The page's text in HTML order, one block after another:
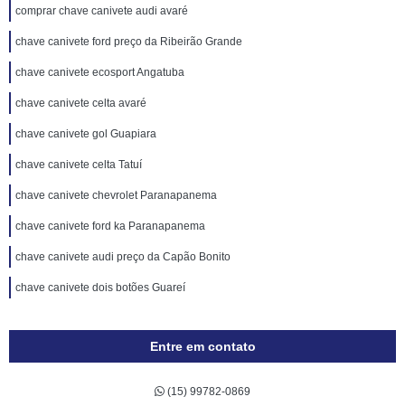
comprar chave canivete audi avaré
chave canivete ford preço da Ribeirão Grande
chave canivete ecosport Angatuba
chave canivete celta avaré
chave canivete gol Guapiara
chave canivete celta Tatuí
chave canivete chevrolet Paranapanema
chave canivete ford ka Paranapanema
chave canivete audi preço da Capão Bonito
chave canivete dois botões Guareí
Entre em contato
(15) 99782-0869